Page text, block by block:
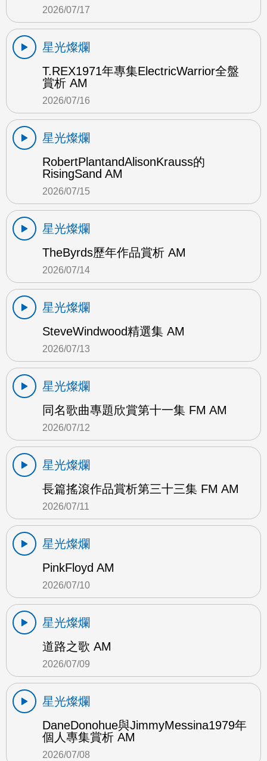
2026/07/17
星光燦爛
T.REX1971年專集ElectricWarrior全盤
賞析 AM
2026/07/16
星光燦爛
RobertPlantandAlisonKrauss的
RisingSand AM
2026/07/15
星光燦爛
TheByrds歷年作品賞析 AM
2026/07/14
星光燦爛
SteveWindwood精選集 AM
2026/07/13
星光燦爛
同名歌曲專題欣賞第十一集 FM AM
2026/07/12
星光燦爛
長篇搖滾作品賞析第三十三集 FM AM
2026/07/11
星光燦爛
PinkFloyd AM
2026/07/10
星光燦爛
道路之歌 AM
2026/07/09
星光燦爛
DaneDonohue與JimmyMessina1979年
個人專集賞析 AM
2026/07/08